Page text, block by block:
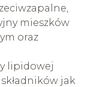
mieszków
oraz
lipidowej
jak